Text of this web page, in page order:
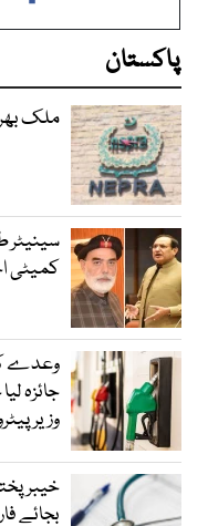
پاکستان
ملک
سینیٹر
کمیٹی
وعدے
جائزہ
بجائے